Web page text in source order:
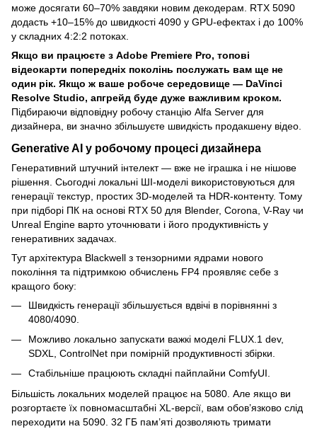
може досягати 60–70% завдяки новим декодерам. RTX 5090
додасть +10–15% до швидкості 4090 у GPU-ефектах і до 100%
у складних 4:2:2 потоках.
Якщо ви працюєте з Adobe Premiere Pro, топові
відеокарти попередніх поколінь послужать вам ще не
один рік. Якщо ж ваше робоче середовище — DaVinci
Resolve Studio, апгрейд буде дуже важливим кроком.
Підбираючи відповідну робочу станцію Alfa Server для
дизайнера, ви значно збільшуєте швидкість продакшену відео.
Generative AI у робочому процесі дизайнера
Генеративний штучний інтелект — вже не іграшка і не нішове
рішення. Сьогодні локальні ШІ-моделі використовуються для
генерації текстур, простих 3D-моделей та HDR-контенту. Тому
при підборі ПК на основі RTX 50 для Blender, Corona, V-Ray чи
Unreal Engine варто уточнювати і його продуктивність у
генеративних задачах.
Тут архітектура Blackwell з тензорними ядрами нового
покоління та підтримкою обчислень FP4 проявляє себе з
кращого боку:
Швидкість генерації збільшується вдвічі в порівнянні з
4080/4090.
Можливо локально запускати важкі моделі FLUX.1 dev,
SDXL, ControlNet при помірній продуктивності збірки.
Стабільніше працюють складні пайплайни ComfyUI.
Більшість локальних моделей працює на 5080. Але якщо ви
розгортаєте їх повномасштабні XL-версії, вам обов’язково слід
переходити на 5090. 32 ГБ пам’яті дозволяють тримати